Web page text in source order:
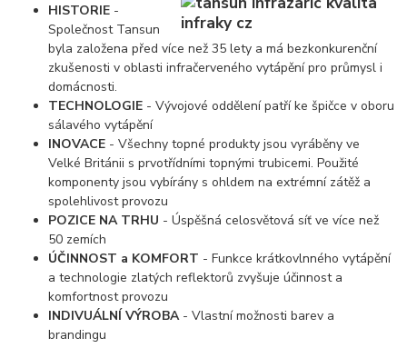
HISTORIE -
Společnost Tansun
byla založena před více než 35 lety a má bezkonkurenční
zkušenosti v oblasti infračerveného vytápění pro průmysl i
domácnosti.
TECHNOLOGIE - Vývojové oddělení patří ke špičce v oboru
sálavého vytápění
INOVACE - Všechny topné produkty jsou vyráběny ve
Velké Británii s prvotřídními topnými trubicemi. Použité
komponenty jsou vybírány s ohldem na extrémní zátěž a
spolehlivost provozu
POZICE NA TRHU - Úspěšná celosvětová síť ve více než
50 zemích
ÚČINNOST a KOMFORT - Funkce krátkovlnného vytápění
a technologie zlatých reflektorů zvyšuje účinnost a
komfortnost provozu
INDIVUÁLNÍ VÝROBA- Vlastní možnosti barev a
brandingu